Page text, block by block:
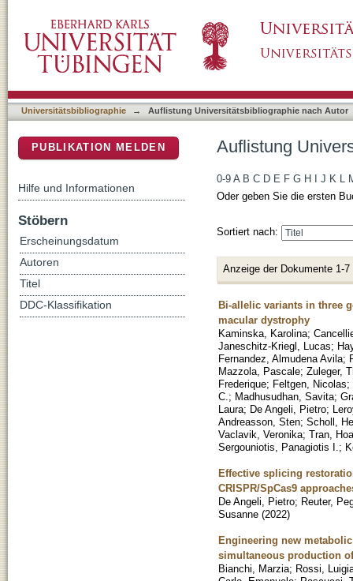
Universitätsbibliographie → Auflistung Universitätsbibliographie nach Autor
Auflistung
0-9 A B C D E F G H J K L
Oder geben Sie die ersten
Sortiert nach:
Anzeige der Dokumente 1-7
Bi-allelic variants in three
macular dystrophy
Kaminska, Karolina;
Janeschitz-Kriegl, Lucas;
Fernandez, Almudena Avila;
Mazzola, Pascale; Zuleger,
Frederique; Feltgen, Nicolas;
C. ; Madhusudhan, Savita;
Laura; De Angeli, Pietro;
Andreasson, Sten; Scholl,
Vaclavik, Veronika; Tran,
Sergouniotis, Panagiotis I. ;
Effective splicing
CRISPR/SpCas9
De Angeli, Pietro; Reuter,
Susanne (2022)
Engineering new
simultaneous production
Bianchi, Marzia; Rossi,
PUBLIKATION MELDEN
Hilfe und Informationen
Stöbern
Erscheinungsdatum
Autoren
Titel
DDC-Klassifikation